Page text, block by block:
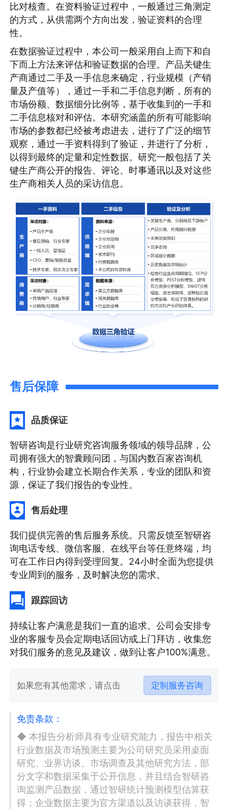
比对核查。在资料验证过程中，一般通过三角测定
的方式，从供需两个方向出发，验证资料的合理
性。
在数据验证过程中，本公司一般采用自上而下和自
下而上方法来评估和验证数据的合理。产品关键生
产商通过二手及一手信息来确定，行业规模（产销
量及产值等），通过一手和二手信息判断，所有的
市场份额、数据细分比例等，基于收集到的一手和
二手信息核对和评估。本研究涵盖的所有可能影响
市场的参数都已经被考虑进去，进行了广泛的细节
观察，通过一手资料得到了验证，并进行了分析，
以得到最终的定量和定性数据。研究一般包括了关
键生产商公开的报告、评论、时事通讯以及对这些
生产商相关人员的采访信息。
售后保障
品质保证
智研咨询是行业研究咨询服务领域的领导品牌，公
司拥有强大的智囊顾问团，与国内数百家咨询机
构，行业协会建立长期合作关系，专业的团队和资
源，保证了我们报告的专业性。
售后处理
我们提供完善的售后服务系统。只需反馈至智研咨
询电话专线、微信客服、在线平台等任意终端，均
可在工作日内得到受理回复。24小时全面为您提供
专业周到的服务，及时解决您的需求。
跟踪回访
持续让客户满意是我们一直的追求。公司会安排专
业的客服专员会定期电话回访或上门拜访，收集您
对我们服务的意见及建议，做到让客户100%满意。
如果您有其他需求，请点击 定制服务咨询
免责条款：
◆ 本报告分析师具有专业研究能力，报告中相关
行业数据及市场预测主要为公司研究员采用桌面
研究、业界访谈、市场调查及其他研究方法，部
分文字和数据采集于公开信息，并且结合智研咨
询监测产品数据，通过智研统计预测模型估算获
得；企业数据主要为官方渠道以及访谈获得，智